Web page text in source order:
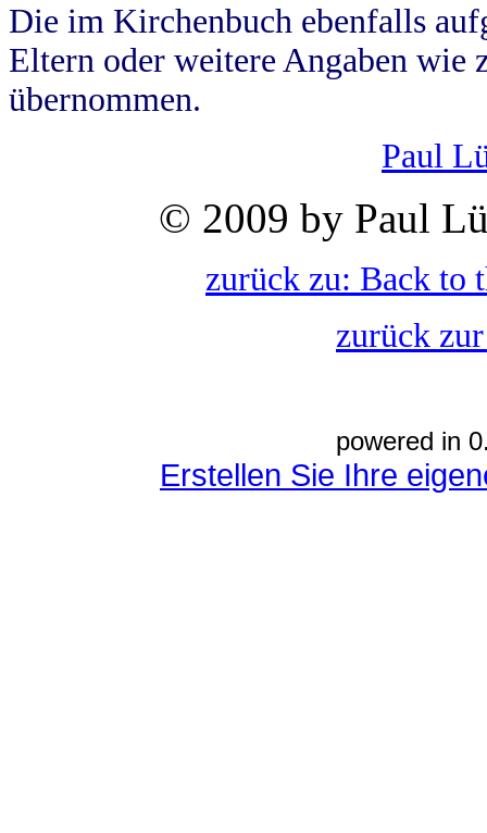
Die im Kirchenbuch ebenfalls
Eltern oder weitere Angaben wie
übernommen.
Paul
© 2009 by Paul
zurück zu: Back to
zurück
powered in
Erstellen Sie Ihre